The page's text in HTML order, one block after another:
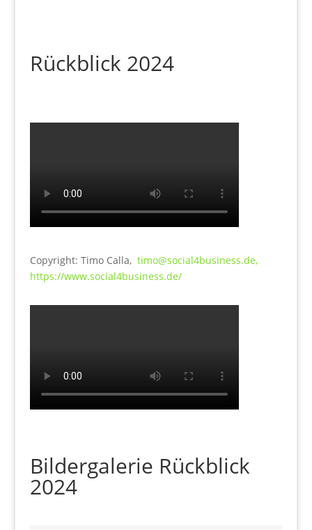
Rückblick 2024
Copyright: Timo Calla, timo@social4business.de,
https://www.social4business.de/
Bildergalerie Rückblick
2024